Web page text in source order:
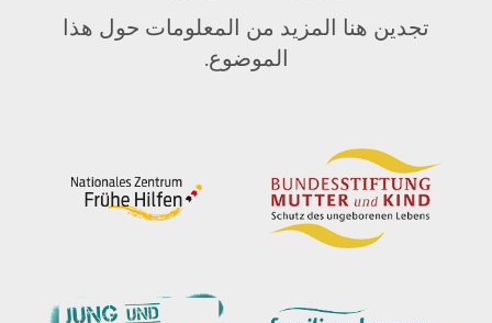
تجدين هنا المزيد من المعلومات حول هذا
الموضوع.